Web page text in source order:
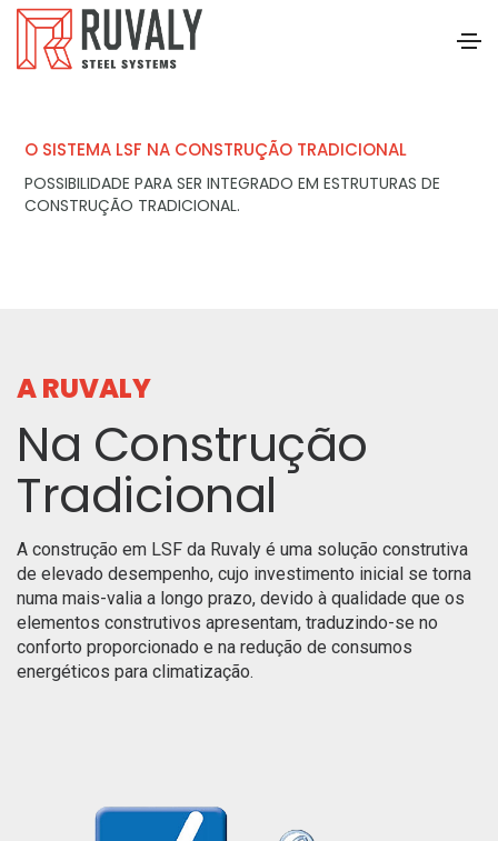
O SISTEMA LSF NA CONSTRUÇÃO TRADICIONAL
POSSIBILIDADE PARA SER INTEGRADO EM ESTRUTURAS DE
CONSTRUÇÃO TRADICIONAL.
A RUVALY
Na Construção
Tradicional
A construção em LSF da Ruvaly é uma solução construtiva
de elevado desempenho, cujo investimento inicial se torna
numa mais-valia a longo prazo, devido à qualidade que os
elementos construtivos apresentam, traduzindo-se no
conforto proporcionado e na redução de consumos
energéticos para climatização.